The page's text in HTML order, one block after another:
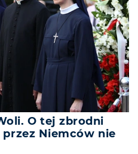
O tej zbrodni
Niemców nie